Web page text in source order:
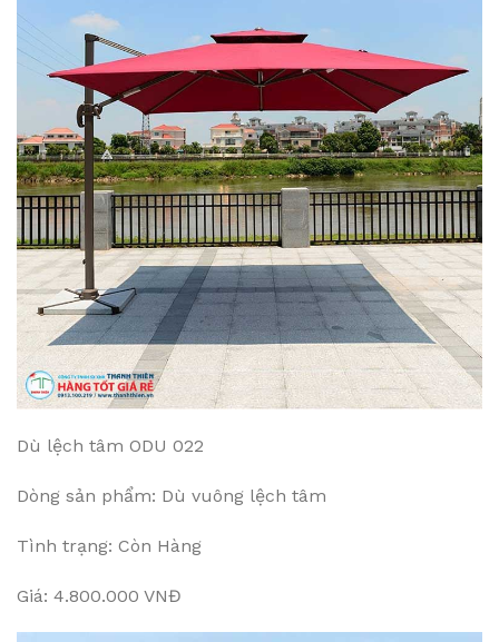
Dù lệch tâm ODU 022
Dòng sản phẩm: Dù vuông lệch tâm
Tình trạng: Còn Hàng
Giá: 4.800.000 VNĐ